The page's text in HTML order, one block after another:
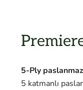
5-Ply
5 katmanlı